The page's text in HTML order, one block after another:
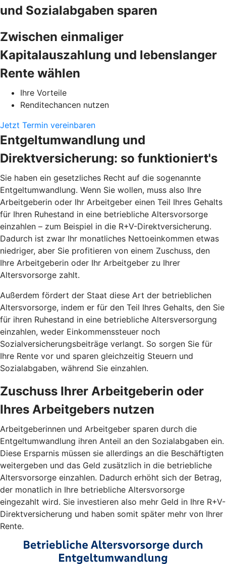
und Sozialabgaben sparen
Zwischen einmaliger
Kapitalauszahlung und lebenslanger
Rente wählen
Ihre Vorteile
Renditechancen nutzen
Jetzt Termin vereinbaren
Entgeltumwandlung und
Direktversicherung: so funktioniert's
Sie haben ein gesetzliches Recht auf die sogenannte
Entgeltumwandlung. Wenn Sie wollen, muss also Ihre
Arbeitgeberin oder Ihr Arbeitgeber einen Teil Ihres Gehalts
für Ihren Ruhestand in eine betriebliche Altersvorsorge
einzahlen – zum Beispiel in die R+V-Direktversicherung.
Dadurch ist zwar Ihr monatliches Nettoeinkommen etwas
niedriger, aber Sie profitieren von einem Zuschuss, den
Ihre Arbeitgeberin oder Ihr Arbeitgeber zu Ihrer
Altersvorsorge zahlt.
Außerdem fördert der Staat diese Art der betrieblichen
Altersvorsorge, indem er für den Teil Ihres Gehalts, den Sie
für ihren Ruhestand in eine betriebliche Altersversorgung
einzahlen, weder Einkommenssteuer noch
Sozialversicherungsbeiträge verlangt. So sorgen Sie für
Ihre Rente vor und sparen gleichzeitig Steuern und
Sozialabgaben, während Sie einzahlen.
Zuschuss Ihrer Arbeitgeberin oder
Ihres Arbeitgebers nutzen
Arbeitgeberinnen und Arbeitgeber sparen durch die
Entgeltumwandlung ihren Anteil an den Sozialabgaben ein.
Diese Ersparnis müssen sie allerdings an die Beschäftigten
weitergeben und das Geld zusätzlich in die betriebliche
Altersvorsorge einzahlen. Dadurch erhöht sich der Betrag,
der monatlich in Ihre betriebliche Altersvorsorge
eingezahlt wird. Sie investieren also mehr Geld in Ihre R+V-
Direktversicherung und haben somit später mehr von Ihrer
Rente.